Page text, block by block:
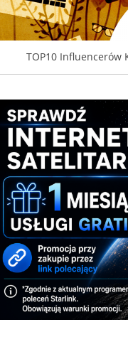
TOP10 Influencerów